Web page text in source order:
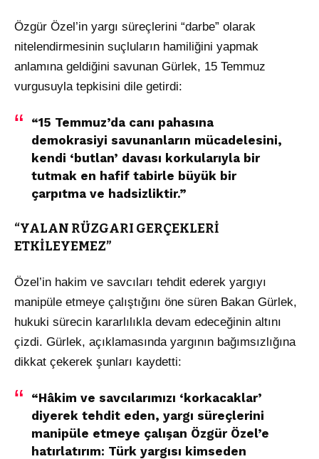
Özgür Özel’in yargı süreçlerini “darbe” olarak
nitelendirmesinin suçluların hamiliğini yapmak
anlamına geldiğini savunan Gürlek, 15 Temmuz
vurgusuyla tepkisini dile getirdi:
“15 Temmuz’da canı pahasına
demokrasiyi savunanların mücadelesini,
kendi ‘butlan’ davası korkularıyla bir
tutmak en hafif tabirle büyük bir
çarpıtma ve hadsizliktir.”
“YALAN RÜZGARI GERÇEKLERİ
ETKİLEYEMEZ”
Özel’in hakim ve savcıları tehdit ederek yargıyı
manipüle etmeye çalıştığını öne süren Bakan Gürlek,
hukuki sürecin kararlılıkla devam edeceğinin altını
çizdi. Gürlek, açıklamasında yargının bağımsızlığına
dikkat çekerek şunları kaydetti:
“Hâkim ve savcılarımızı ‘korkacaklar’
diyerek tehdit eden, yargı süreçlerini
manipüle etmeye çalışan Özgür Özel’e
hatırlatırım: Türk yargısı kimseden